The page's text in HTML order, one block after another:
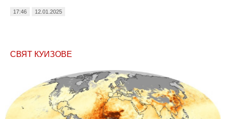
17:46 12.01.2025
СВЯТ КУИЗОВЕ